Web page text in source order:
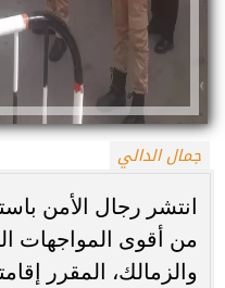
جمال الدالي
انتشر رجال الأمن
من أقوى المواجهات
والزمالك، المقرر